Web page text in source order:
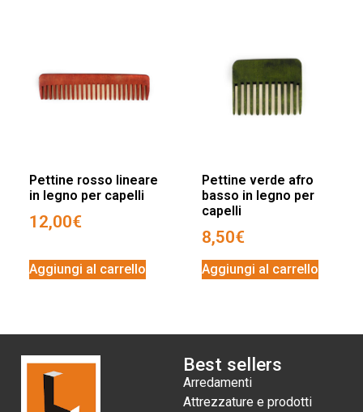
Pettine rosso lineare
in legno per capelli
12,00€
Aggiungi al carrello
Pettine verde afro
basso in legno per
capelli
8,50€
Aggiungi al carrello
Best sellers
Arredamenti
Attrezzature e prodotti